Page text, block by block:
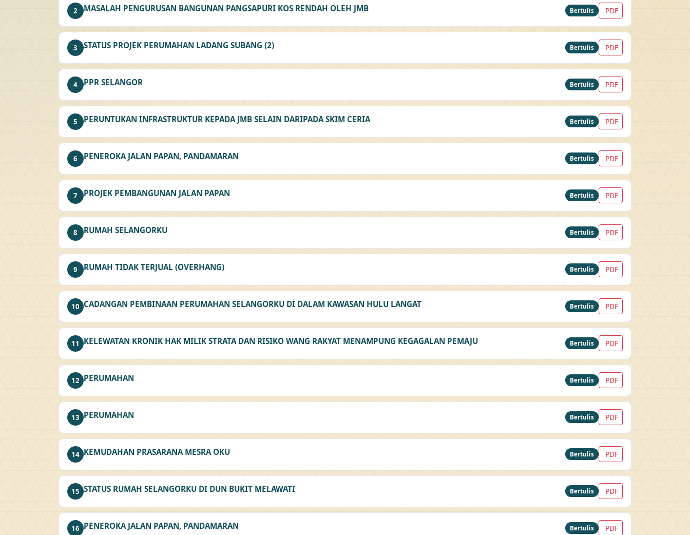
2 MASALAH PENGURUSAN BANGUNAN PANGSAPURI KOS RENDAH OLEH JMB Bertulis PDF
3 STATUS PROJEK PERUMAHAN LADANG SUBANG (2) Bertulis PDF
4 PPR SELANGOR Bertulis PDF
5 PERUNTUKAN INFRASTRUKTUR KEPADA JMB SELAIN DARIPADA SKIM CERIA Bertulis PDF
6 PENEROKA JALAN PAPAN, PANDAMARAN Bertulis PDF
7 PROJEK PEMBANGUNAN JALAN PAPAN Bertulis PDF
8 RUMAH SELANGORKU Bertulis PDF
9 RUMAH TIDAK TERJUAL (OVERHANG) Bertulis PDF
10 CADANGAN PEMBINAAN PERUMAHAN SELANGORKU DI DALAM KAWASAN HULU LANGAT Bertulis PDF
11 KELEWATAN KRONIK HAK MILIK STRATA DAN RISIKO WANG RAKYAT MENAMPUNG KEGAGALAN PEMAJU Bertulis PDF
12 PERUMAHAN Bertulis PDF
13 PERUMAHAN Bertulis PDF
14 KEMUDAHAN PRASARANA MESRA OKU Bertulis PDF
15 STATUS RUMAH SELANGORKU DI DUN BUKIT MELAWATI Bertulis PDF
16 PENEROKA JALAN PAPAN, PANDAMARAN Bertulis PDF